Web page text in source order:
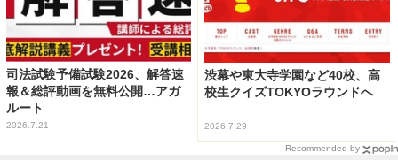
司法試験予備試験2026、解答速
報＆総評動画を無料公開…アガ
ルート
2026.7.21
渋幕や東大寺学園など40校、高
校生クイズTOKYOラウンドへ
2026.7.29
Recommended by